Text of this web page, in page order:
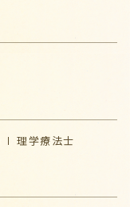
理学療法士